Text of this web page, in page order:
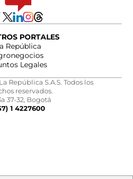
PORTALES
República
Legales
República S.A.S. Todos los
reservados.
37-32, Bogotá
1 4227600